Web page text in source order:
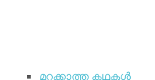
മറക്കാത്ത കഥകള്‍